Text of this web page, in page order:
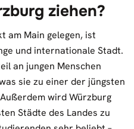
ziehen?
am Main gelegen, ist
und internationale Stadt.
an jungen Menschen
sie zu einer der jüngsten
wird Würzburg
Städte des Landes zu